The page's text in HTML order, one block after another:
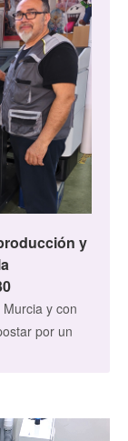
y
y con
por un